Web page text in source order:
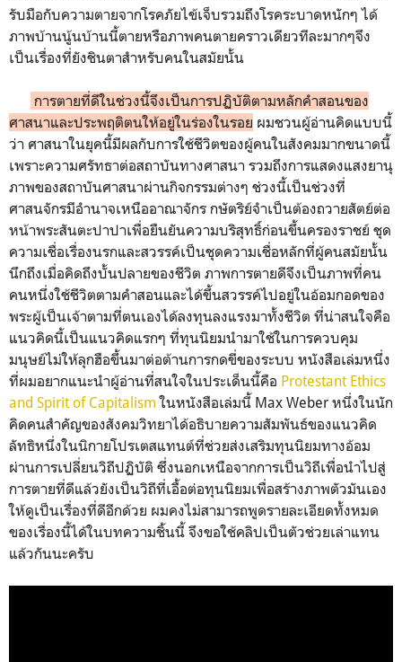
รับมือกับความตายจากโรคภัยไข้เจ็บรวมถึงโรคระบาดหนักๆ ได้
ภาพบ้านนู้นบ้านนี้ตายหรือภาพคนตายคราวเดียวทีละมากๆจึง
เป็นเรื่องที่ยังชินตาสำหรับคนในสมัยนั้น
การตายที่ดีในช่วงนี้จึงเป็นการปฏิบัติตามหลักคำสอนของ
ศาสนาและประพฤติตนให้อยู่ในร่องในรอย ผมชวนผู้อ่านคิดแบบนี้
ว่า ศาสนาในยุคนี้มีผลกับการใช้ชีวิตของผู้คนในสังคมมากขนาดนี้
เพราะความศรัทธาต่อสถาบันทางศาสนา รวมถึงการแสดงแสงยานุ
ภาพของสถาบันศาสนาผ่านกิจกรรมต่างๆ ช่วงนี้เป็นช่วงที่
ศาสนจักรมีอำนาจเหนืออาณาจักร กษัตริย์จำเป็นต้องถวายสัตย์ต่อ
หน้าพระสันตะปาปาเพื่อยืนยันความบริสุทธิ์ก่อนขึ้นครองราชย์ ชุด
ความเชื่อเรื่องนรกและสวรรค์เป็นชุดความเชื่อหลักที่ผู้คนสมัยนั้น
นึกถึงเมื่อคิดถึงบั้นปลายของชีวิต ภาพการตายดีจึงเป็นภาพที่คน
คนหนึ่งใช้ชีวิตตามคำสอนและได้ขึ้นสวรรค์ไปอยู่ในอ้อมกอดของ
พระผู้เป็นเจ้าตามที่ตนเองได้ลงทุนลงแรงมาทั้งชีวิต ที่น่าสนใจคือ
แนวคิดนี้เป็นแนวคิดแรกๆ ที่ทุนนิยมนำมาใช้ในการควบคุม
มนุษย์ไม่ให้ลุกฮือขึ้นมาต่อต้านการกดขี่ของระบบ หนังสือเล่มหนึ่ง
ที่ผมอยากแนะนำผู้อ่านที่สนใจในประเด็นนี้คือ Protestant Ethics
and Spirit of Capitalism ในหนังสือเล่มนี้ Max Weber หนึ่งในนัก
คิดคนสำคัญของสังคมวิทยาได้อธิบายความสัมพันธ์ของแนวคิด
ลัทธิหนึ่งในนิกายโปรเตสแทนต์ที่ช่วยส่งเสริมทุนนิยมทางอ้อม
ผ่านการเปลี่ยนวิถีปฏิบัติ ซึ่งนอกเหนือจากการเป็นวิถีเพื่อนำไปสู่
การตายที่ดีแล้วยังเป็นวิถีที่เอื้อต่อทุนนิยมเพื่อสร้างภาพตัวมันเอง
ให้ดูเป็นเรื่องที่ดีอีกด้วย ผมคงไม่สามารถพูดรายละเอียดทั้งหมด
ของเรื่องนี้ได้ในบทความชิ้นนี้ จึงขอใช้คลิปเป็นตัวช่วยเล่าแทน
แล้วกันนะครับ